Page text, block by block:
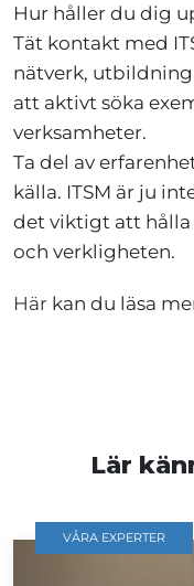
Hur håller du dig
Tät kontakt med
nätverk,
att aktivt söka
verksamheter.
Ta del av
källa. ITSM är ju
det viktigt att hålla
och verkligheten.
Här kan du läsa
Lär
VÅRA EXPERTER